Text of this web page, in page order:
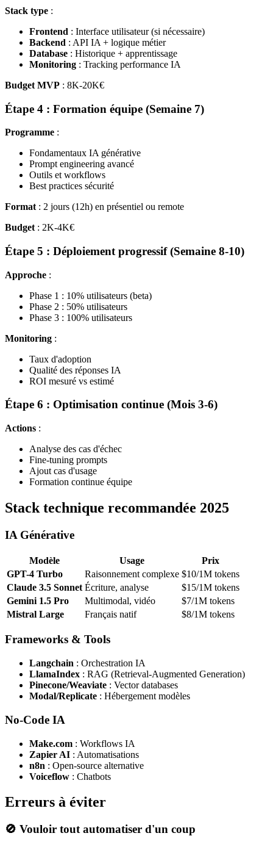
Stack type :
Frontend : Interface utilisateur (si nécessaire)
Backend : API IA + logique métier
Database : Historique + apprentissage
Monitoring : Tracking performance IA
Budget MVP : 8K-20K€
Étape 4 : Formation équipe (Semaine 7)
Programme :
Fondamentaux IA générative
Prompt engineering avancé
Outils et workflows
Best practices sécurité
Format : 2 jours (12h) en présentiel ou remote
Budget : 2K-4K€
Étape 5 : Déploiement progressif (Semaine 8-10)
Approche :
Phase 1 : 10% utilisateurs (beta)
Phase 2 : 50% utilisateurs
Phase 3 : 100% utilisateurs
Monitoring :
Taux d'adoption
Qualité des réponses IA
ROI mesuré vs estimé
Étape 6 : Optimisation continue (Mois 3-6)
Actions :
Analyse des cas d'échec
Fine-tuning prompts
Ajout cas d'usage
Formation continue équipe
Stack technique recommandée 2025
IA Générative
Modèle Usage
Prix
GPT-4 Turbo
Raisonnement complexe $10/1M tokens
Claude 3.5 Sonnet Écriture, analyse
$15/1M tokens
Gemini 1.5 Pro
Multimodal, vidéo
$7/1M tokens
Mistral Large
Français natif $8/1M tokens
Frameworks & Tools
Langchain : Orchestration IA
LlamaIndex : RAG (Retrieval-Augmented Generation)
Pinecone/Weaviate : Vector databases
Modal/Replicate : Hébergement modèles
No-Code IA
Make.com : Workflows IA
Zapier AI : Automatisations
n8n : Open-source alternative
Voiceflow : Chatbots
Erreurs à éviter
🚫 Vouloir tout automatiser d'un coup